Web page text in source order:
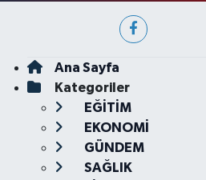
Ana Sayfa
Kategoriler
EĞİTİM
EKONOMİ
GÜNDEM
SAĞLIK